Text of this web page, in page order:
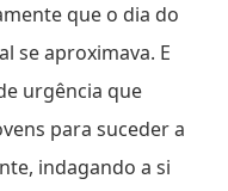
que o dia do
se aproximava. E
urgência que
para suceder a
indagando a si